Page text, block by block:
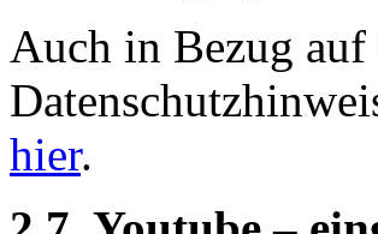
Auch in Bezug
hier.